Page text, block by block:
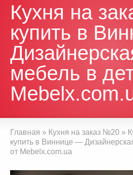
Кухня на
купить в
мебель в
Главная » Кухня на заказ №20 »
купить в Виннице —
от Mebelx.com.ua